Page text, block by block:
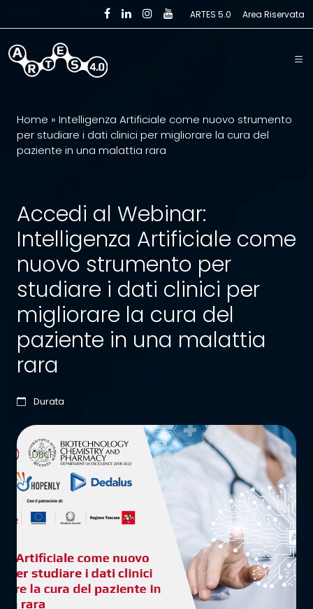
Skip to main content ARTES 5.0 Area Riservata
Home » Intelligenza Artificiale come nuovo strumento
per studiare i dati clinici per migliorare la cura del
paziente in una malattia rara
Accedi al Webinar:
Intelligenza Artificiale come
nuovo strumento per
studiare i dati clinici per
migliorare la cura del
paziente in una malattia
rara
Durata